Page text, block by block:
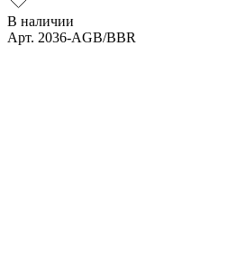
В наличии
Арт. 2036-AGB/BBR